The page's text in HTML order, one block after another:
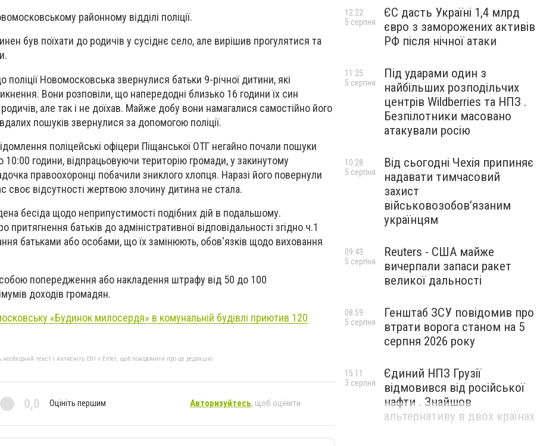
районному відділі поліції.
був поїхати до родичів у сусіднє село, але вирішив прогулятися та
поліції Новомосковська звернулися батьки 9-річної дитини, які
Вони розповіли, що напередодні близько 16 години їх син
але так і не доїхав. Майже добу вони намагалися самостійно його
пошуків звернулися за допомогою поліції.
поліцейські офіцери Піщанської ОТГ негайно почали пошуки
10:00 години, відпрацьовуючи територію громади, у закинутому
правоохоронці побачили зниклого хлопця. Наразі його повернули
своє відсутності жертвою злочину дитина не стала.
бесіда щодо неприпустимості подібних дій в подальшому.
притягнення батьків до адміністративної відповідальності згідно ч.1
батьками або особами, що їх замінюють, обов'язків щодо виховання
собою попередження або накладення штрафу від 50 до 100
доходів громадян.
«Будинок милосердя» в комунальній будівлі приютив 120
текст і натисніть Ctrl + Enter, щоб повідомити про це редакцію
0,0 Оцініть першим Авторизуйтесь, щоб оцінити
ЄС дасть Україні 1,4 млрд
євро з заморожених активів
РФ після нічної атаки
12:22
5 серпня
Під ударами один з
найбільших розподільчих
центрів Wildberries та НПЗ .
Безпілотники масовано
атакували росію
11:25
5 серпня
Від сьогодні Чехія припиняє
надавати тимчасовий
захист
військовозобов’язаним
українцям
10:28
5 серпня
Reuters - США майже
вичерпали запаси ракет
великої дальності
09:43
5 серпня
Генштаб ЗСУ повідомив про
втрати ворога станом на 5
серпня 2026 року
08:59
5 серпня
Єдиний НПЗ Грузії
відмовився від російської
нафти . Знайшов
альтернативу в двох країнах
15:11
3 серпня